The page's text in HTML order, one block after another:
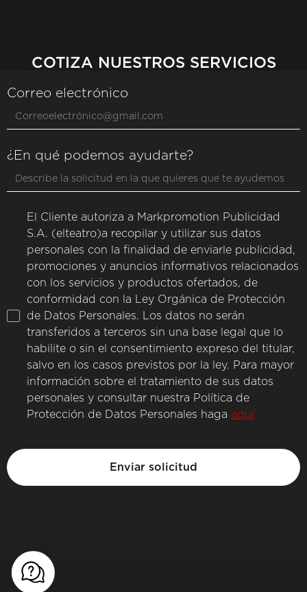
COTIZA NUESTROS SERVICIOS
Correo electrónico
¿En qué podemos ayudarte?
El Cliente autoriza a Markpromotion Publicidad
S.A. (elteatro)a recopilar y utilizar sus datos
personales con la finalidad de enviarle publicidad,
promociones y anuncios informativos relacionados
con los servicios y productos ofertados, de
conformidad con la Ley Orgánica de Protección
de Datos Personales. Los datos no serán
transferidos a terceros sin una base legal que lo
habilite o sin el consentimiento expreso del titular,
salvo en los casos previstos por la ley. Para mayor
información sobre el tratamiento de sus datos
personales y consultar nuestra Política de
Protección de Datos Personales haga aquí